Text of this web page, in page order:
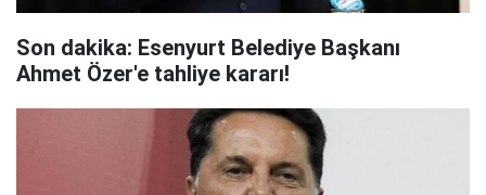
Son dakika: Esenyurt Belediye Başkanı
Ahmet Özer'e tahliye kararı!